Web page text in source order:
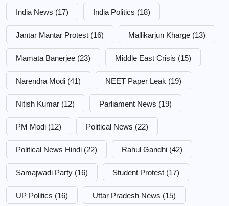
India News (17) India Politics (18)
Jantar Mantar Protest (16) Mallikarjun Kharge (13)
Mamata Banerjee (23) Middle East Crisis (15)
Narendra Modi (41) NEET Paper Leak (19)
Nitish Kumar (12) Parliament News (19)
PM Modi (12) Political News (22)
Political News Hindi (22) Rahul Gandhi (42)
Samajwadi Party (16) Student Protest (17)
UP Politics (16) Uttar Pradesh News (15)